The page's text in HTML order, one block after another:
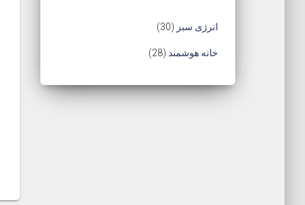
انرژی سبز 30
3
0
ح
خانه هوشمند 28
2
م